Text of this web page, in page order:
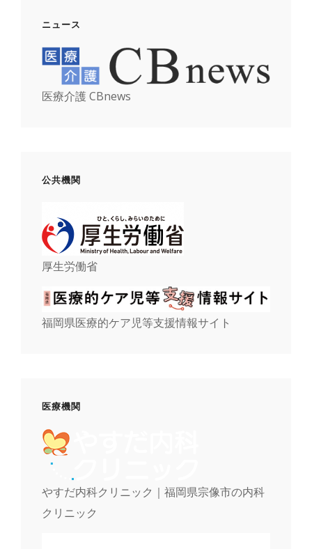
ニュース
医療介護 CBnews
公共機関
厚生労働省
福岡県医療的ケア児等支援情報サイト
医療機関
やすだ内科クリニック｜福岡県宗像市の内科
クリニック